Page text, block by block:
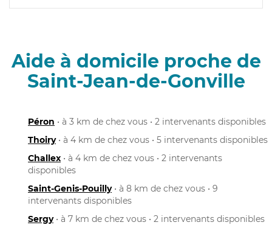
Aide à domicile proche de
Saint-Jean-de-Gonville
Péron • à 3 km de chez vous • 2 intervenants disponibles
Thoiry• à 4 km de chez vous • 5 intervenants disponibles
Challex • à 4 km de chez vous • 2 intervenants
disponibles
Saint-Genis-Pouilly• à 8 km de chez vous • 9
intervenants disponibles
Sergy• à 7 km de chez vous • 2 intervenants disponibles